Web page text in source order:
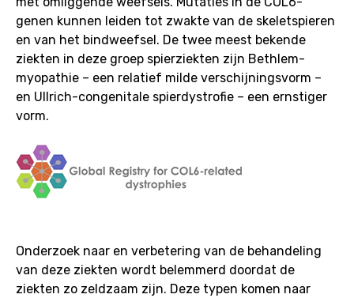
genen kunnen leiden tot zwakte van de skeletspieren
en van het bindweefsel. De twee meest bekende
ziekten in deze groep spierziekten zijn Bethlem-
myopathie – een relatief milde verschijningsvorm –
en Ullrich-congenitale spierdystrofie – een ernstiger
vorm.
Onderzoek naar en verbetering van de behandeling
van deze ziekten wordt belemmerd doordat de
ziekten zo zeldzaam zijn. Deze typen komen naar